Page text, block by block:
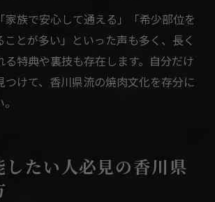
家族で安心して通える」「希少部位を
とが多い」といった声も多く、長く
る特典や裏技も存在します。自分だけ
つけて、香川県流の焼肉文化を存分に
たい人必見の香川県